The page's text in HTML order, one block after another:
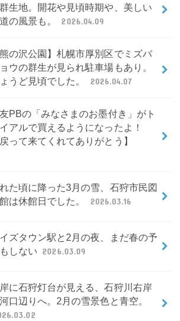
生地。開花や見頃時期や、美しい
の風景も。
2026.04.09
熊の沢公園】札幌市厚別区でミズバ
ウの群生が見られ駐車場もあり。
うど見頃でした。
2026.04.07
PBの「みなさまのお墨付き」がト
アルで買えるようになったよ！
戻って来てくれてありがとう】
た頃に降った3月の雪、石狩市民図
は休館日でした。
2026.03.16
ズタウン駅と2月の夜、まだ春の予
しない 2026.03.09
に石狩灯台が見える、石狩川右岸
口辺りへ。2月の雪景色と青空。